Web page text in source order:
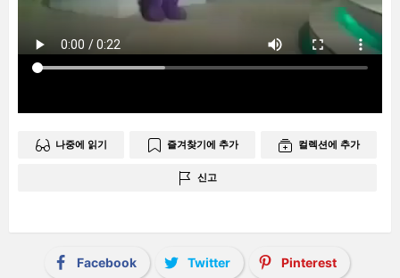
나중에 읽기 즐겨찾기에 추가 컬렉션에 추가
신고
Facebook Twitter Pinterest